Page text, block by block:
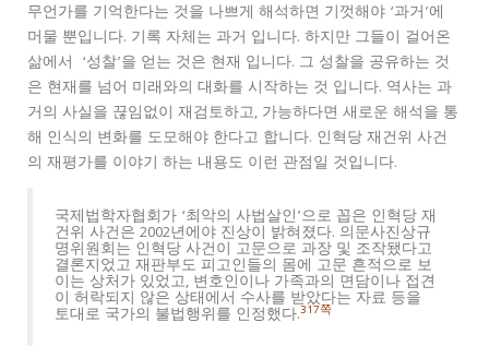
무언가를 기억한다는 것을 나쁘게 해석하면 기껏해야 ‘과거’에
머물 뿐입니다. 기록 자체는 과거 입니다. 하지만 그들이 걸어온
삶에서 ‘성찰’을 얻는 것은 현재 입니다. 그 성찰을 공유하는 것
은 현재를 넘어 미래와의 대화를 시작하는 것 입니다. 역사는 과
거의 사실을 끊임없이 재검토하고, 가능하다면 새로운 해석을 통
해 인식의 변화를 도모해야 한다고 합니다. 인혁당 재건위 사건
의 재평가를 이야기 하는 내용도 이런 관점일 것입니다.
국제법학자협회가 ‘최악의 사법살인’으로 꼽은 인혁당 재
건위 사건은 2002년에야 진상이 밝혀졌다. 의문사진상규
명위원회는 인혁당 사건이 고문으로 과장 및 조작됐다고
결론지었고 재판부도 피고인들의 몸에 고문 흔적으로 보
이는 상처가 있었고, 변호인이나 가족과의 면담이나 접견
이 허락되지 않은 상태에서 수사를 받았다는 자료 등을
토대로 국가의 불법행위를 인정했다.317쪽